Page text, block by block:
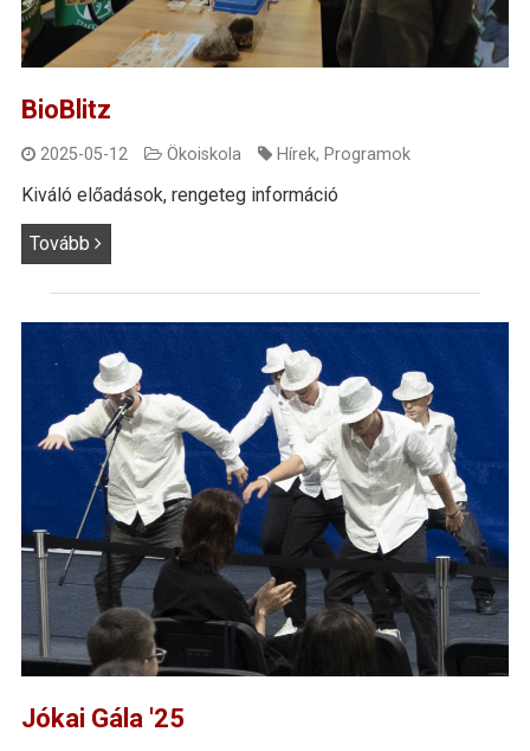
BioBlitz
2025-05-12 Ökoiskola Hírek, Programok
Kiváló előadások, rengeteg információ
Tovább
Jókai Gála '25